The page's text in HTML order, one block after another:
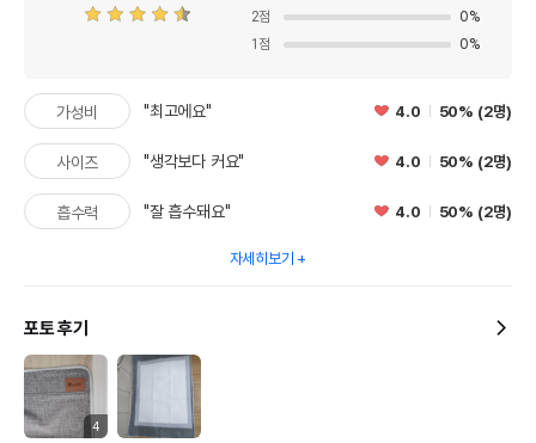
2점 0%
1 점 0%
가성비 "최고에요" 4.0 50% (2명)
사이즈 "생각보다 커요" 4.0 50% (2명)
흡수력 "잘 흡수돼요" 4.0 50% (2명)
자세히보기
포토 후기
4